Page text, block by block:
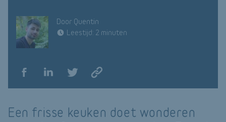
Door Quentin
Leestijd: 2 minuten
Een frisse keuken doet wonderen